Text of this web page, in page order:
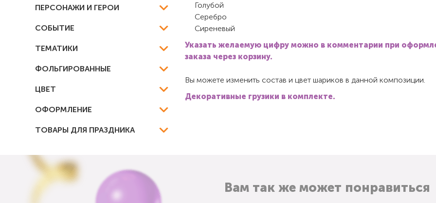
ПЕРСОНАЖИ И ГЕРОИ
СОБЫТИЕ
ТЕМАТИКИ
ФОЛЬГИРОВАННЫЕ
ЦВЕТ
ОФОРМЛЕНИЕ
ТОВАРЫ ДЛЯ ПРАЗДНИКА
Голубой
Серебро
Сиреневый
Указать желаемую цифру можно в комментарии при
заказа через корзину.
Вы можете изменить состав и цвет шариков в данной композиции.
Декоративные грузики в комплекте.
Вам так же может понравиться